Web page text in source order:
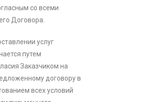
со всеми
Договора.
услуг
путем
Заказчиком на
договору в
всех условий